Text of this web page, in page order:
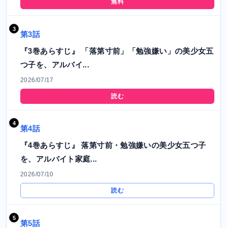
無料
第3話
『3巻あらすじ』 「落第寸前」「勉強嫌い」の美少女五
つ子を、アルバイ...
2026/07/17
読む
第4話
『4巻あらすじ』 落第寸前・勉強嫌いの美少女五つ子
を、アルバイト家庭...
2026/07/10
読む
第5話